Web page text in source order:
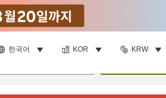
한국어 KOR KRW